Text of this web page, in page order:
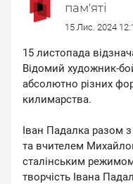
пам'яті
15 Лис. 2024
15 листопада
Відомий художник-
абсолютно різних
килимарства.
Іван Падалка разом
та вчителем
сталінським
творчість Івана